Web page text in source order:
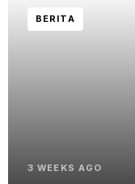
BERITA
3 WEEKS AGO